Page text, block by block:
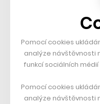
Pomocí cookies
analýze návštěvnosti
funkcí sociálních
Pomocí cookies
analýze návštěvnosti